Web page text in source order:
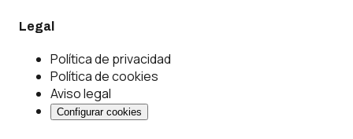
Legal
Política de privacidad
Política de cookies
Aviso legal
Configurar cookies